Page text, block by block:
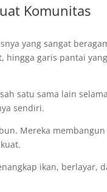
Komunitas
yang sangat
hingga garis pantai yang
satu sama lain selama
sendiri.
Mereka membangun
ikan, berlayar,